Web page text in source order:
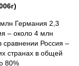
Германия 2,3
– около 4 млн
Россия –
странах в общей
80%